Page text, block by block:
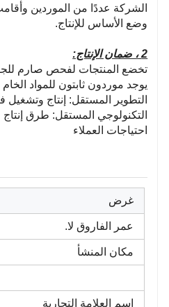
الشركة عددًا من الموردين
وضع الأساس للإنتاج.
2 ، ضمان الإنتاج:
تخضع المنتجات لفحص صارم
يوجد موردون ثابتون للمواد الخام
التطوير المستقل: إنتاج وتشغيل
التكنولوجي المستقل: طرق إنتاج
احتياجات العملاء
غرض
عمر الفاروق لا.
مكان المنشأ
اسم العلامة التجارية